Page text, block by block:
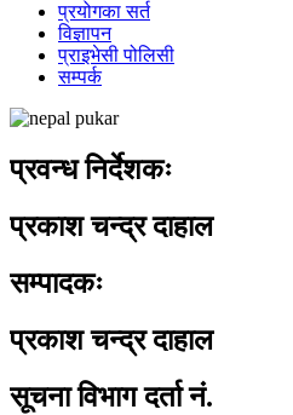
प्रयोगका सर्त
विज्ञापन
प्राइभेसी पोलिसी
सम्पर्क
प्रवन्ध निर्देशकः
प्रकाश चन्द्र दाहाल
सम्पादकः
प्रकाश चन्द्र दाहाल
सूचना विभाग दर्ता नं.